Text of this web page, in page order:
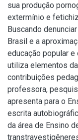
sua produção
extermínio e
Buscando
Brasil e a
educação popular
utiliza elementos
contribuições
professora,
apresenta para o
escrita
da área de Ensino